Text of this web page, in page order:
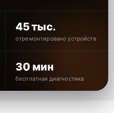
45 тыс.
отремонтировано устройств
30 мин
бесплатная диагностика